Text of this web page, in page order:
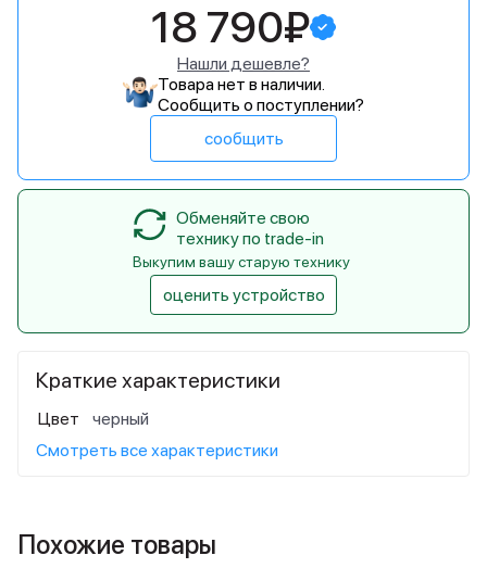
Краткие характеристики
Цвет
черный
Смотреть все характеристики
18 790₽
Нашли дешевле?
Товара нет в наличии.
Сообщить о поступлении?
сообщить
Обменяйте свою
технику по trade-in
Выкупим вашу старую технику
оценить устройство
Похожие товары